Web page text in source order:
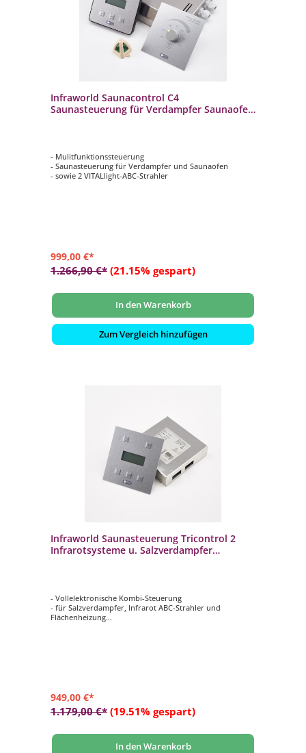
Infraworld Saunacontrol C4
Saunasteuerung für Verdampfer Saunaofen
- Mulitfunktionssteuerung
- Saunasteuerung für Verdampfer und Saunaofen
- sowie 2 VITALlight-ABC-Strahler
999,00 €*
1.266,90 €* (21.15% gespart)
In den Warenkorb
Zum Vergleich hinzufügen
Infraworld Saunasteuerung Tricontrol 2
Infrarotsysteme u. Salzverdampfer
- Vollelektronische Kombi-Steuerung
- für Salzverdampfer, Infrarot ABC-Strahler und
Flächenheizung
949,00 €*
1.179,00 €* (19.51% gespart)
In den Warenkorb